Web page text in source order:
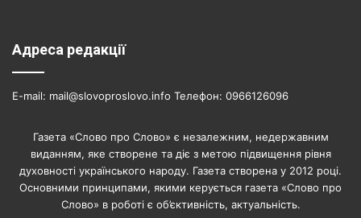
Адреса редакції
E-mail: mail@slovoproslovo.info Телефон: 0966126096
Газета «Слово про Слово» є незалежним, недержавним
виданням, яке створене та діє з метою підвищення рівня
духовності українського народу. Газета створена у 2012 році.
Основними принципами, якими керується газета «Слово про
Слово» в роботі є об’єктивність, актуальність.